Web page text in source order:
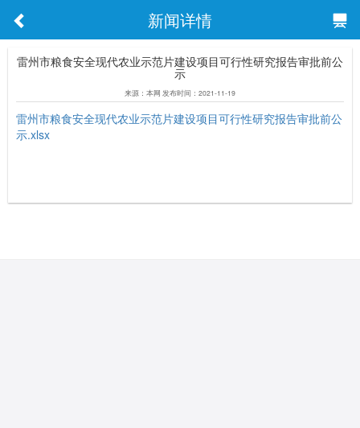
新闻详情
雷州市粮食安全现代农业示范片建设项目可行性研究报告审批前公
示
来源：本网 发布时间：2021-11-19
雷州市粮食安全现代农业示范片建设项目可行性研究报告审批前公
示.xlsx